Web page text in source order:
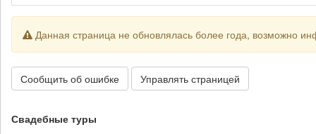
Данная страница не обновлялась более года, возможно
Сообщить об ошибке Управлять страницей
Свадебные туры